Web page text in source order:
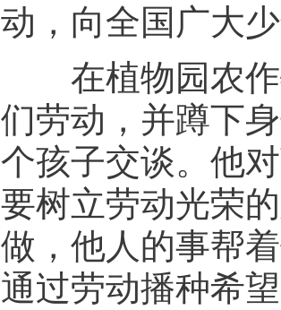
动，向全国广大
在植物园农作
们劳动，并蹲下
个孩子交谈。他
要树立劳动光荣
做，他人的事帮
通过劳动播种希